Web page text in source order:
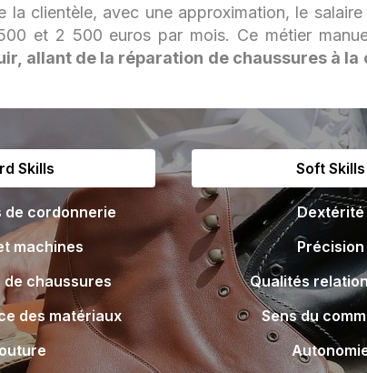
clientèle, avec une approximation, le
et 2 500 euros par mois. Ce métier
allant de la réparation de chaussures à
Skills
de cordonnerie
machines
de chaussures
des matériaux
Soft Skills
Dextérité
Précision
Qualités
Sens du